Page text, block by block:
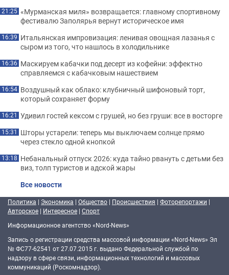
21:25 «Мурманская миля» возвращается: главному спортивному
фестивалю Заполярья вернут историческое имя
16:39 Итальянская импровизация: ленивая овощная лазанья с
сыром из того, что нашлось в холодильнике
16:36 Маскируем кабачки под десерт из кофейни: эффектно
справляемся с кабачковым нашествием
16:54 Воздушный как облако: клубничный шифоновый торт,
который сохраняет форму
16:21 Удивил гостей кексом с грушей, но без груши: все в восторге
15:31 Шторы устарели: теперь мы выключаем солнце прямо
через стекло одной кнопкой
13:18 Небанальный отпуск 2026: куда тайно рвануть с детьми без
виз, толп туристов и адской жары
Все новости
Политика | Экономика | Общество | Происшествия | Фоторепортажи |
Авторское | Интересное | Спорт
Информационное агентство «Nord-News»
Запись о регистрации средства массовой информации «Nord-News» Эл
№ ФС77-62541 от 27.07.2015 г. выдано Федеральной службой по
надзору в сфере связи, информационных технологий и массовых
коммуникаций (Роскомнадзор).